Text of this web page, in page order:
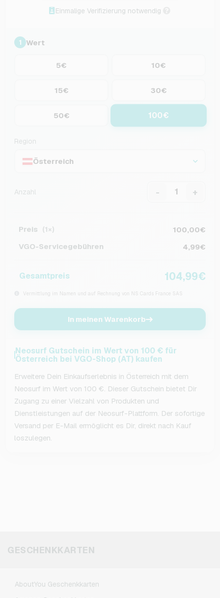
Einmalige Verifizierung notwendig
1 Wert
5€ 10€
15€ 30€
50€ 100€
Region
Österreich
Anzahl - +
Preis (1×)
100,00€
VGO-Servicegebühren
4,99€
Gesamtpreis 104,99€
Vermittlung im Namen und auf Rechnung von NS Cards France SAS
In meinen Warenkorb
Neosurf Gutschein im Wert von 100 € für
Österreich bei VGO-Shop (AT) kaufen
Erweitere Dein Einkaufserlebnis in Österreich mit dem
Neosurf im Wert von 100 €. Dieser Gutschein bietet Dir
Zugang zu einer Vielzahl von Produkten und
Dienstleistungen auf der Neosurf-Plattform. Der sofortige
Versand per E-Mail ermöglicht es Dir, direkt nach Kauf
loszulegen.
GESCHENKKARTEN
AboutYou Geschenkkarten